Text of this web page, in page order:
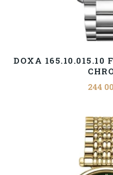
DOXA 165.10.015.10
244